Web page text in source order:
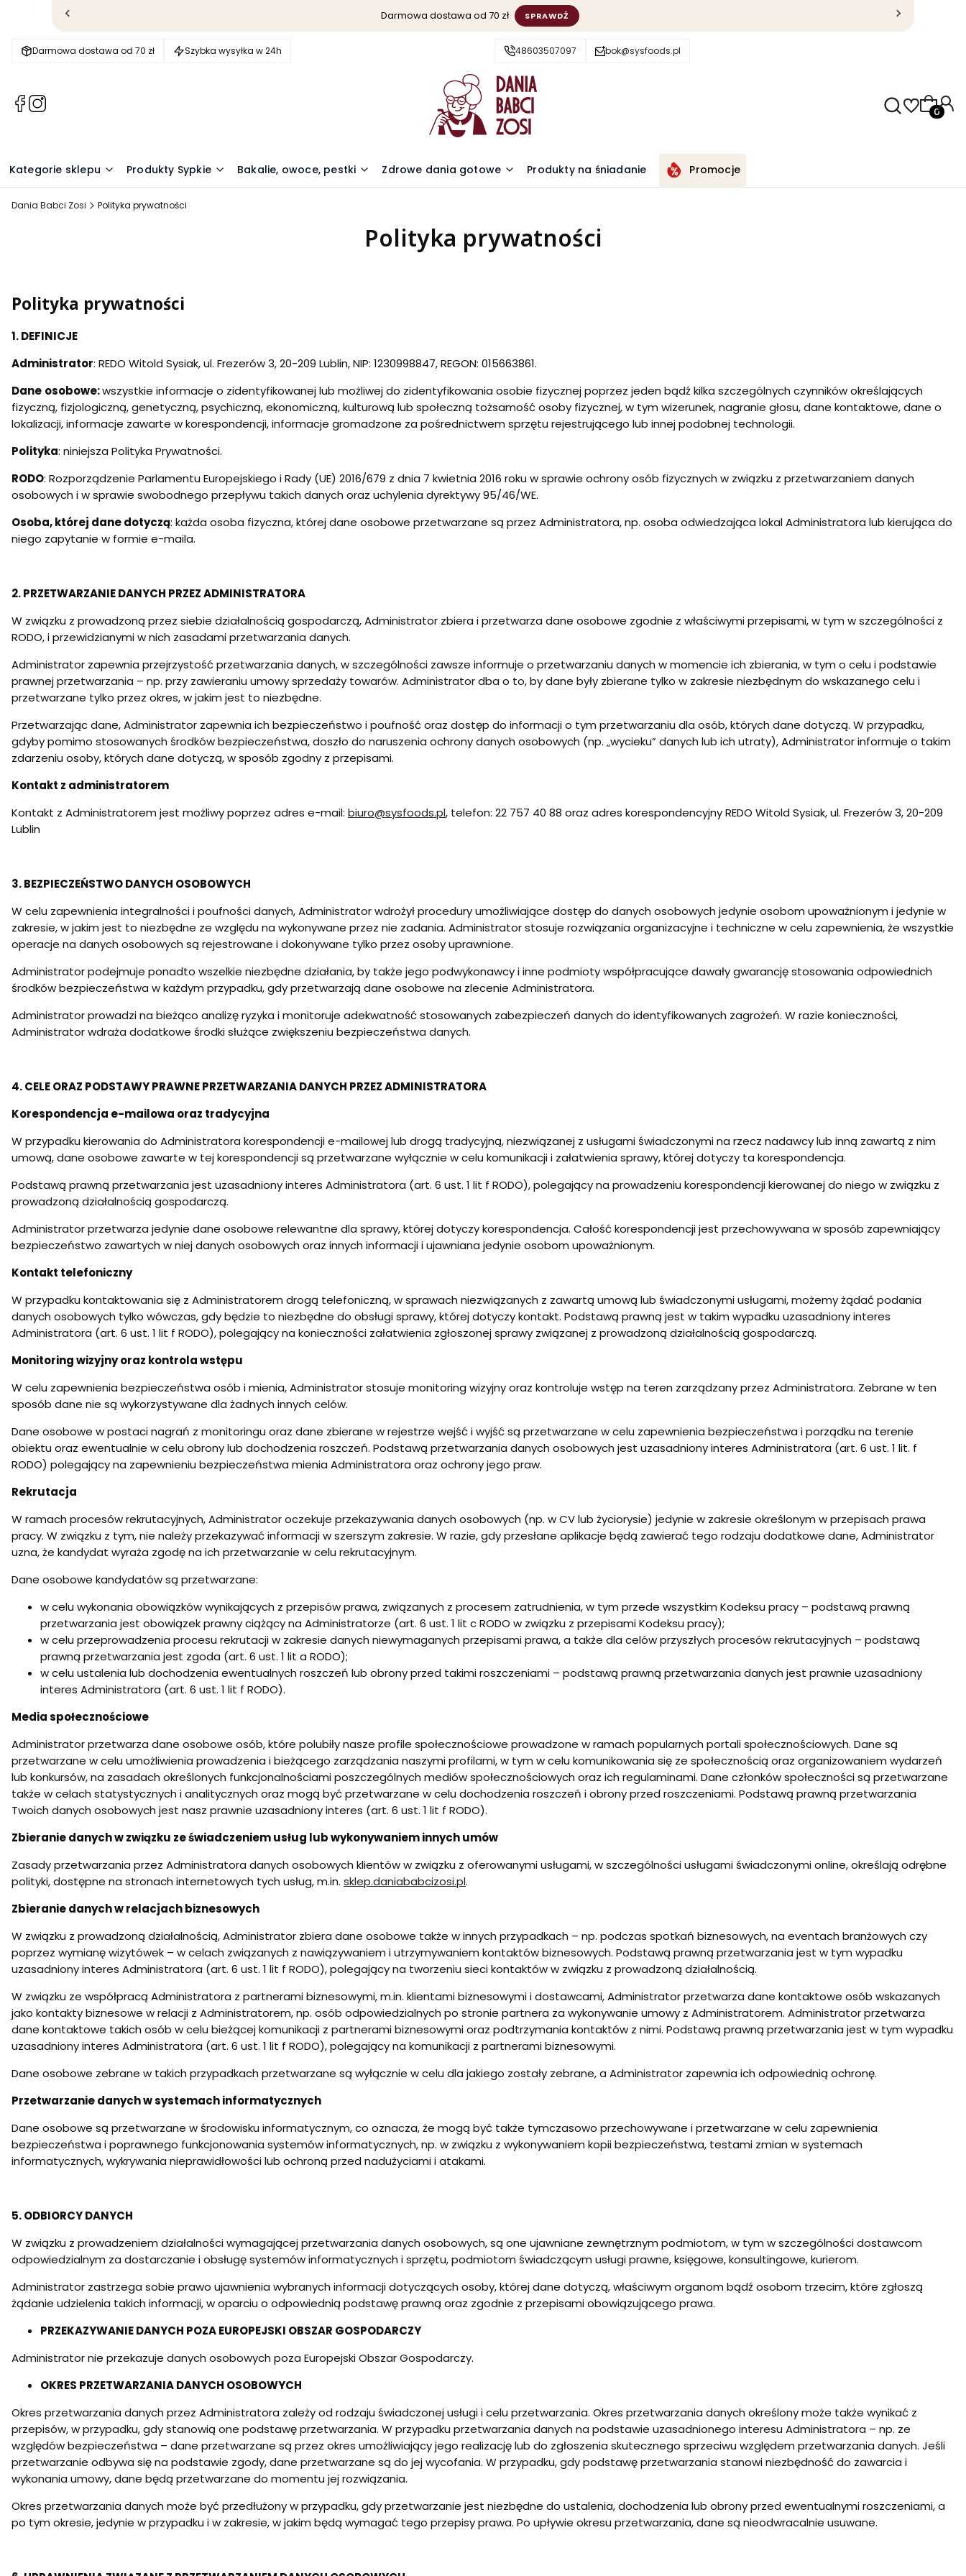
Darmowa dostawa od 70 zł SPRAWDŹ
Darmowa dostawa od 70 zł Szybka wysyłka w 24h 48603507097 bok@sysfoods.pl
(Otwiera
karcie)
(Otwiera
karcie)
Kategorie sklepu Produkty Sypkie Bakalie, owoce, pestki Zdrowe dania gotowe Produkty na śniadanie Promocje
Dania Babci Zosi Polityka prywatności
Polityka prywatności
Polityka prywatności
1. DEFINICJE
Administrator: REDO Witold Sysiak, ul. Frezerów 3, 20-209 Lublin, NIP: 1230998847, REGON: 015663861.
Dane osobowe:wszystkie informacje o zidentyfikowanej lub możliwej do zidentyfikowania osobie fizycznej poprzez jeden bądź kilka szczególnych czynników określających
fizyczną, fizjologiczną, genetyczną, psychiczną, ekonomiczną, kulturową lub społeczną tożsamość osoby fizycznej, w tym wizerunek, nagranie głosu, dane kontaktowe, dane o
lokalizacji, informacje zawarte w korespondencji, informacje gromadzone za pośrednictwem sprzętu rejestrującego lub innej podobnej technologii.
Polityka: niniejsza Polityka Prywatności.
RODO: Rozporządzenie Parlamentu Europejskiego i Rady (UE) 2016/679 z dnia 7 kwietnia 2016 roku w sprawie ochrony osób fizycznych w związku z przetwarzaniem danych
osobowych i w sprawie swobodnego przepływu takich danych oraz uchylenia dyrektywy 95/46/WE.
Osoba, której dane dotyczą: każda osoba fizyczna, której dane osobowe przetwarzane są przez Administratora, np. osoba odwiedzająca lokal Administratora lub kierująca do
niego zapytanie w formie e-maila.
2. PRZETWARZANIE DANYCH PRZEZ ADMINISTRATORA
W związku z prowadzoną przez siebie działalnością gospodarczą, Administrator zbiera i przetwarza dane osobowe zgodnie z właściwymi przepisami, w tym w szczególności z
RODO, i przewidzianymi w nich zasadami przetwarzania danych.
Administrator zapewnia przejrzystość przetwarzania danych, w szczególności zawsze informuje o przetwarzaniu danych w momencie ich zbierania, w tym o celu i podstawie
prawnej przetwarzania – np. przy zawieraniu umowy sprzedaży towarów. Administrator dba o to, by dane były zbierane tylko w zakresie niezbędnym do wskazanego celu i
przetwarzane tylko przez okres, w jakim jest to niezbędne.
Przetwarzając dane, Administrator zapewnia ich bezpieczeństwo i poufność oraz dostęp do informacji o tym przetwarzaniu dla osób, których dane dotyczą. W przypadku,
gdyby pomimo stosowanych środków bezpieczeństwa, doszło do naruszenia ochrony danych osobowych (np. „wycieku” danych lub ich utraty), Administrator informuje o takim
zdarzeniu osoby, których dane dotyczą, w sposób zgodny z przepisami.
Kontakt z administratorem
Kontakt z Administratorem jest możliwy poprzez adres e-mail: biuro@sysfoods.pl, telefon: 22 757 40 88 oraz adres korespondencyjny REDO Witold Sysiak, ul. Frezerów 3, 20-209
Lublin
3. BEZPIECZEŃSTWO DANYCH OSOBOWYCH
W celu zapewnienia integralności i poufności danych, Administrator wdrożył procedury umożliwiające dostęp do danych osobowych jedynie osobom upoważnionym i jedynie w
zakresie, w jakim jest to niezbędne ze względu na wykonywane przez nie zadania. Administrator stosuje rozwiązania organizacyjne i techniczne w celu zapewnienia, że wszystkie
operacje na danych osobowych są rejestrowane i dokonywane tylko przez osoby uprawnione.
Administrator podejmuje ponadto wszelkie niezbędne działania, by także jego podwykonawcy i inne podmioty współpracujące dawały gwarancję stosowania odpowiednich
środków bezpieczeństwa w każdym przypadku, gdy przetwarzają dane osobowe na zlecenie Administratora.
Administrator prowadzi na bieżąco analizę ryzyka i monitoruje adekwatność stosowanych zabezpieczeń danych do identyfikowanych zagrożeń. W razie konieczności,
Administrator wdraża dodatkowe środki służące zwiększeniu bezpieczeństwa danych.
4. CELE ORAZ PODSTAWY PRAWNE PRZETWARZANIA DANYCH PRZEZ ADMINISTRATORA
Korespondencja e-mailowa oraz tradycyjna
W przypadku kierowania do Administratora korespondencji e-mailowej lub drogą tradycyjną, niezwiązanej z usługami świadczonymi na rzecz nadawcy lub inną zawartą z nim
umową, dane osobowe zawarte w tej korespondencji są przetwarzane wyłącznie w celu komunikacji i załatwienia sprawy, której dotyczy ta korespondencja.
Podstawą prawną przetwarzania jest uzasadniony interes Administratora (art. 6 ust. 1 lit f RODO), polegający na prowadzeniu korespondencji kierowanej do niego w związku z
prowadzoną działalnością gospodarczą.
Administrator przetwarza jedynie dane osobowe relewantne dla sprawy, której dotyczy korespondencja. Całość korespondencji jest przechowywana w sposób zapewniający
bezpieczeństwo zawartych w niej danych osobowych oraz innych informacji i ujawniana jedynie osobom upoważnionym.
Kontakt telefoniczny
W przypadku kontaktowania się z Administratorem drogą telefoniczną, w sprawach niezwiązanych z zawartą umową lub świadczonymi usługami, możemy żądać podania
danych osobowych tylko wówczas, gdy będzie to niezbędne do obsługi sprawy, której dotyczy kontakt. Podstawą prawną jest w takim wypadku uzasadniony interes
Administratora (art. 6 ust. 1 lit f RODO), polegający na konieczności załatwienia zgłoszonej sprawy związanej z prowadzoną działalnością gospodarczą.
Monitoring wizyjny oraz kontrola wstępu
W celu zapewnienia bezpieczeństwa osób i mienia, Administrator stosuje monitoring wizyjny oraz kontroluje wstęp na teren zarządzany przez Administratora. Zebrane w ten
sposób dane nie są wykorzystywane dla żadnych innych celów.
Dane osobowe w postaci nagrań z monitoringu oraz dane zbierane w rejestrze wejść i wyjść są przetwarzane w celu zapewnienia bezpieczeństwa i porządku na terenie
obiektu oraz ewentualnie w celu obrony lub dochodzenia roszczeń. Podstawą przetwarzania danych osobowych jest uzasadniony interes Administratora (art. 6 ust. 1 lit. f
RODO) polegający na zapewnieniu bezpieczeństwa mienia Administratora oraz ochrony jego praw.
Rekrutacja
W ramach procesów rekrutacyjnych, Administrator oczekuje przekazywania danych osobowych (np. w CV lub życiorysie) jedynie w zakresie określonym w przepisach prawa
pracy. W związku z tym, nie należy przekazywać informacji w szerszym zakresie. W razie, gdy przesłane aplikacje będą zawierać tego rodzaju dodatkowe dane, Administrator
uzna, że kandydat wyraża zgodę na ich przetwarzanie w celu rekrutacyjnym.
Dane osobowe kandydatów są przetwarzane:
w celu wykonania obowiązków wynikających z przepisów prawa, związanych z procesem zatrudnienia, w tym przede wszystkim Kodeksu pracy – podstawą prawną
przetwarzania jest obowiązek prawny ciążący na Administratorze (art. 6 ust. 1 lit c RODO w związku z przepisami Kodeksu pracy);
w celu przeprowadzenia procesu rekrutacji w zakresie danych niewymaganych przepisami prawa, a także dla celów przyszłych procesów rekrutacyjnych – podstawą
prawną przetwarzania jest zgoda (art. 6 ust. 1 lit a RODO);
w celu ustalenia lub dochodzenia ewentualnych roszczeń lub obrony przed takimi roszczeniami – podstawą prawną przetwarzania danych jest prawnie uzasadniony
interes Administratora (art. 6 ust. 1 lit f RODO).
Media społecznościowe
Administrator przetwarza dane osobowe osób, które polubiły nasze profile społecznościowe prowadzone w ramach popularnych portali społecznościowych. Dane są
przetwarzane w celu umożliwienia prowadzenia i bieżącego zarządzania naszymi profilami, w tym w celu komunikowania się ze społecznością oraz organizowaniem wydarzeń
lub konkursów, na zasadach określonych funkcjonalnościami poszczególnych mediów społecznościowych oraz ich regulaminami. Dane członków społeczności są przetwarzane
także w celach statystycznych i analitycznych oraz mogą być przetwarzane w celu dochodzenia roszczeń i obrony przed roszczeniami. Podstawą prawną przetwarzania
Twoich danych osobowych jest nasz prawnie uzasadniony interes (art. 6 ust. 1 lit f RODO).
Zbieranie danych w związku ze świadczeniem usług lub wykonywaniem innych umów
Zasady przetwarzania przez Administratora danych osobowych klientów w związku z oferowanymi usługami, w szczególności usługami świadczonymi online, określają odrębne
polityki, dostępne na stronach internetowych tych usług, m.in. sklep.daniababcizosi.pl.
Zbieranie danych w relacjach biznesowych
W związku z prowadzoną działalnością, Administrator zbiera dane osobowe także w innych przypadkach – np. podczas spotkań biznesowych, na eventach branżowych czy
poprzez wymianę wizytówek – w celach związanych z nawiązywaniem i utrzymywaniem kontaktów biznesowych. Podstawą prawną przetwarzania jest w tym wypadku
uzasadniony interes Administratora (art. 6 ust. 1 lit f RODO), polegający na tworzeniu sieci kontaktów w związku z prowadzoną działalnością.
W związku ze współpracą Administratora z partnerami biznesowymi, m.in. klientami biznesowymi i dostawcami, Administrator przetwarza dane kontaktowe osób wskazanych
jako kontakty biznesowe w relacji z Administratorem, np. osób odpowiedzialnych po stronie partnera za wykonywanie umowy z Administratorem. Administrator przetwarza
dane kontaktowe takich osób w celu bieżącej komunikacji z partnerami biznesowymi oraz podtrzymania kontaktów z nimi. Podstawą prawną przetwarzania jest w tym wypadku
uzasadniony interes Administratora (art. 6 ust. 1 lit f RODO), polegający na komunikacji z partnerami biznesowymi.
Dane osobowe zebrane w takich przypadkach przetwarzane są wyłącznie w celu dla jakiego zostały zebrane, a Administrator zapewnia ich odpowiednią ochronę.
Przetwarzanie danych w systemach informatycznych
Dane osobowe są przetwarzane w środowisku informatycznym, co oznacza, że mogą być także tymczasowo przechowywane i przetwarzane w celu zapewnienia
bezpieczeństwa i poprawnego funkcjonowania systemów informatycznych, np. w związku z wykonywaniem kopii bezpieczeństwa, testami zmian w systemach
informatycznych, wykrywania nieprawidłowości lub ochroną przed nadużyciami i atakami.
5. ODBIORCY DANYCH
W związku z prowadzeniem działalności wymagającej przetwarzania danych osobowych, są one ujawniane zewnętrznym podmiotom, w tym w szczególności dostawcom
odpowiedzialnym za dostarczanie i obsługę systemów informatycznych i sprzętu, podmiotom świadczącym usługi prawne, księgowe, konsultingowe, kurierom.
Administrator zastrzega sobie prawo ujawnienia wybranych informacji dotyczących osoby, której dane dotyczą, właściwym organom bądź osobom trzecim, które zgłoszą
żądanie udzielenia takich informacji, w oparciu o odpowiednią podstawę prawną oraz zgodnie z przepisami obowiązującego prawa.
PRZEKAZYWANIE DANYCH POZA EUROPEJSKI OBSZAR GOSPODARCZY
Administrator nie przekazuje danych osobowych poza Europejski Obszar Gospodarczy.
OKRES PRZETWARZANIA DANYCH OSOBOWYCH
Okres przetwarzania danych przez Administratora zależy od rodzaju świadczonej usługi i celu przetwarzania. Okres przetwarzania danych określony może także wynikać z
przepisów, w przypadku, gdy stanowią one podstawę przetwarzania. W przypadku przetwarzania danych na podstawie uzasadnionego interesu Administratora – np. ze
względów bezpieczeństwa – dane przetwarzane są przez okres umożliwiający jego realizację lub do zgłoszenia skutecznego sprzeciwu względem przetwarzania danych. Jeśli
przetwarzanie odbywa się na podstawie zgody, dane przetwarzane są do jej wycofania. W przypadku, gdy podstawę przetwarzania stanowi niezbędność do zawarcia i
wykonania umowy, dane będą przetwarzane do momentu jej rozwiązania.
Okres przetwarzania danych może być przedłużony w przypadku, gdy przetwarzanie jest niezbędne do ustalenia, dochodzenia lub obrony przed ewentualnymi roszczeniami, a
po tym okresie, jedynie w przypadku i w zakresie, w jakim będą wymagać tego przepisy prawa. Po upływie okresu przetwarzania, dane są nieodwracalnie usuwane.